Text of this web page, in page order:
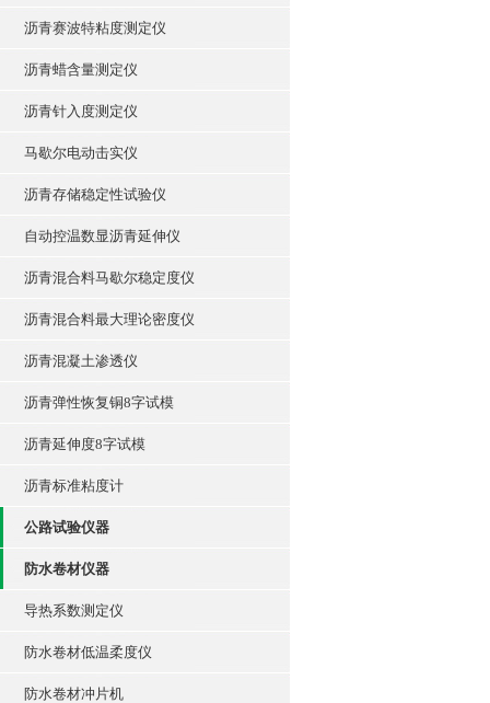
沥青赛波特粘度测定仪
沥青蜡含量测定仪
沥青针入度测定仪
马歇尔电动击实仪
沥青存储稳定性试验仪
自动控温数显沥青延伸仪
沥青混合料马歇尔稳定度仪
沥青混合料最大理论密度仪
沥青混凝土渗透仪
沥青弹性恢复铜8字试模
沥青延伸度8字试模
沥青标准粘度计
公路试验仪器
防水卷材仪器
导热系数测定仪
防水卷材低温柔度仪
防水卷材冲片机